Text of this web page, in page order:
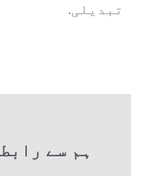
سے رابطہ کریں